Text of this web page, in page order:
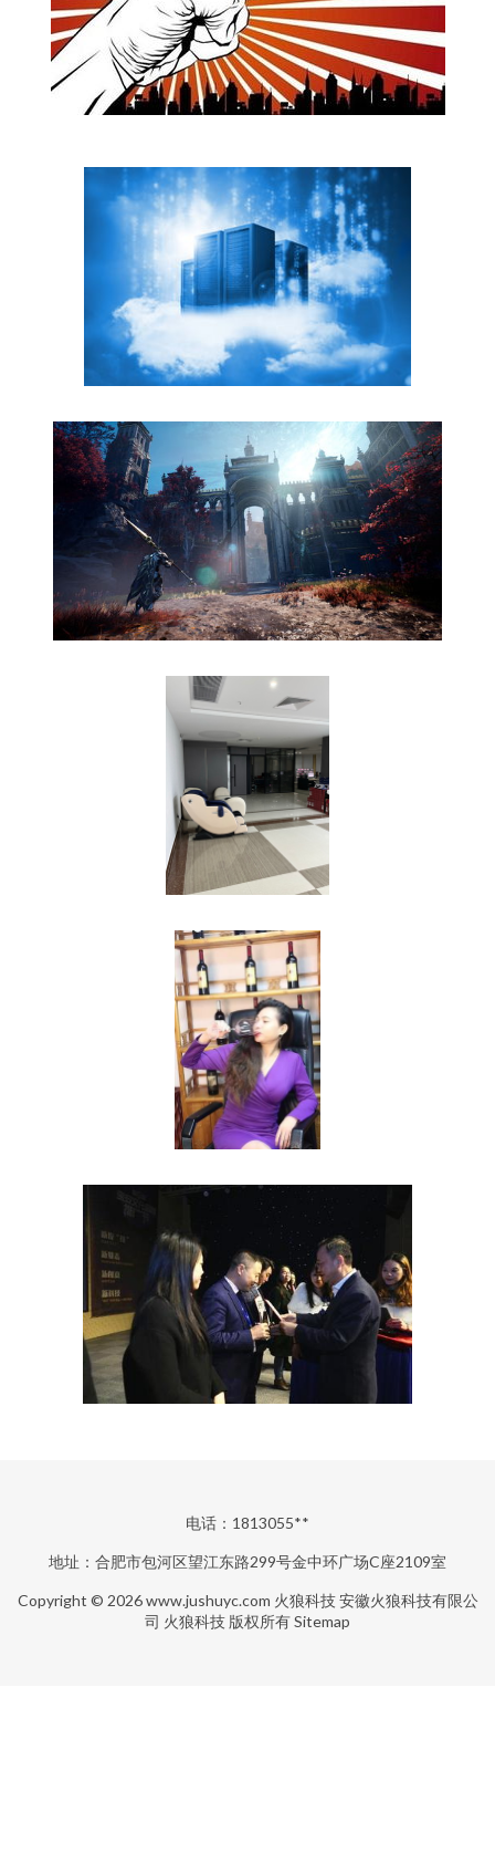
电话：1813055**
地址：合肥市包河区望江东路299号金中环广场C座2109室
Copyright © 2026www.jushuyc.com 火狼科技 安徽火狼科技有限公
司 火狼科技 版权所有Sitemap